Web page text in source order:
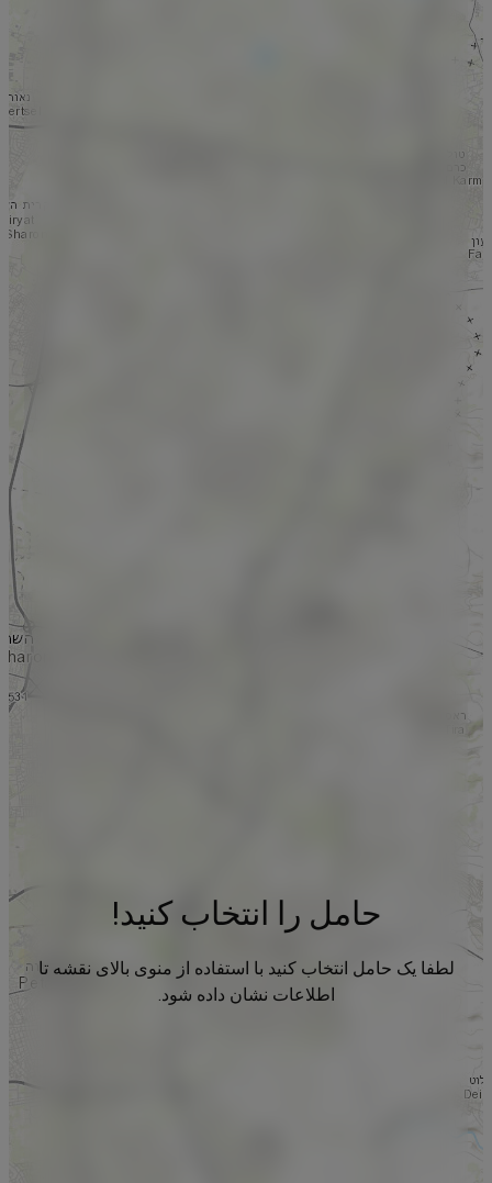
حامل را انتخاب کنید!
لطفا یک حامل انتخاب کنید با استفاده از منوی بالای نقشه تا
اطلاعات نشان داده شود.